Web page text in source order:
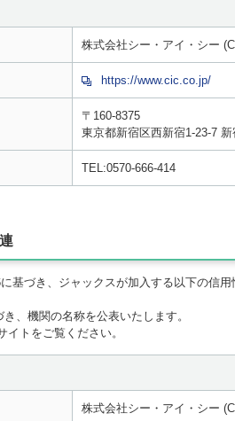
株式会社シー・アイ・シー
https://www.cic.co.jp/
〒160-8375
東京都新宿区西新宿1-23-7
TEL:0570-666-414
基づき、ジャックスが加入する以下の信
、機関の名称を公表いたします。
トをご覧ください。
株式会社シー・アイ・シー